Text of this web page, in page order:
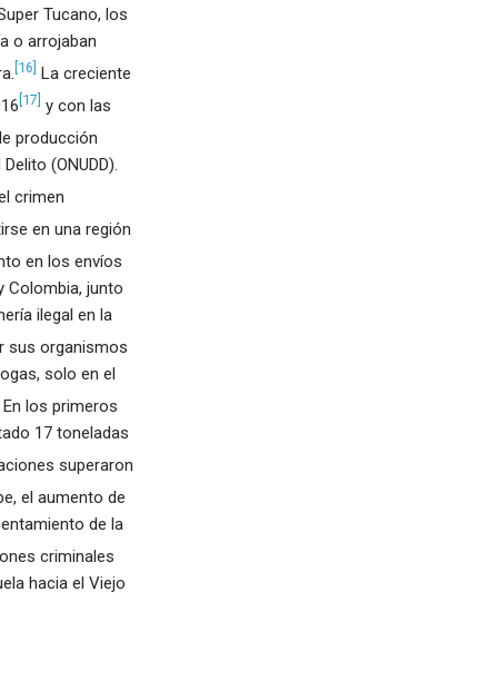
Tucano, los
o arrojaban
[16]
La creciente
[17] y con las
producción
(ONUDD).
crimen
en una región
en los envíos
Colombia, junto
ilegal en la
sus organismos
solo en el
los primeros
17 toneladas
superaron
el aumento de
de la
criminales
hacia el Viejo